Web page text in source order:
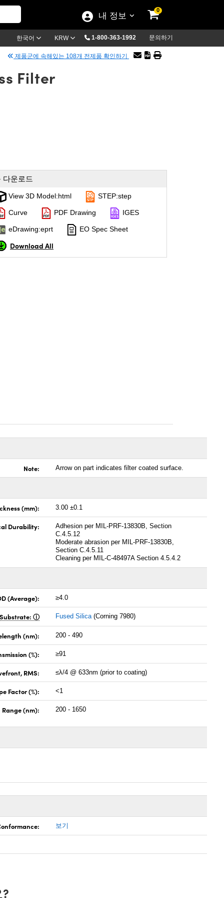
내 정보
0
한국어 KRW 1-800-363-1992 문의하기
제품군에 속해있는 108개 전제품 확인하기
Filter
다운로드
View 3D Model:html STEP:step
Curve PDF Drawing IGES
eDrawing:eprt EO Spec Sheet
Download All
Note: Arrow on part indicates filter coated surface.
(mm): 3.00 ±0.1
Durability:
Adhesion per MIL-PRF-13830B, Section
C.4.5.12
Moderate abrasion per MIL-PRF-13830B,
Section C.4.5.11
Cleaning per MIL-C-48497A Section 4.5.4.2
(Average): ≥4.0
Substrate: Fused Silica(Corning 7980)
(nm): 200 - 490
(%): ≥91
RMS: ≤λ/4 @ 633nm (prior to coating)
Factor (%): <1
(nm): 200 - 1650
보기